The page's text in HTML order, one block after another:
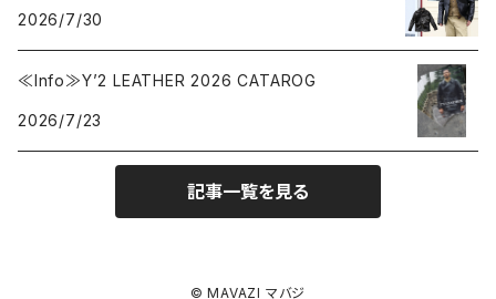
2026/7/30
≪Info≫Y’2 LEATHER 2026 CATAROG
2026/7/23
記事一覧を見る
© MAVAZI マバジ